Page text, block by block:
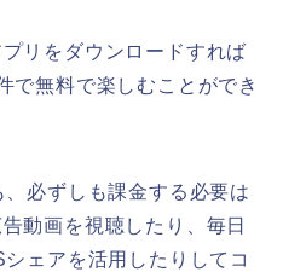
リをダウンロードすれば
で無料で楽しむことができ
必ずしも課金する必要は
動画を視聴したり、毎日
ェアを活用したりしてコ